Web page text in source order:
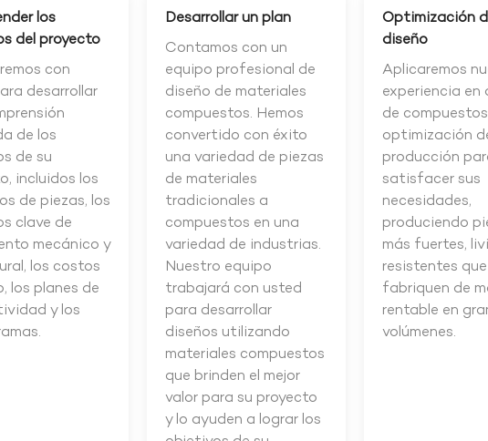
los
del proyecto
con
desarrollar
de los
de su
incluidos los
de piezas, los
clave de
mecánico y
los costos
los planes de
y los
Desarrollar un plan
Contamos con un
equipo profesional de
diseño de materiales
compuestos. Hemos
convertido con éxito
una variedad de piezas
de materiales
tradicionales a
compuestos en una
variedad de industrias.
Nuestro equipo
trabajará con usted
para desarrollar
diseños utilizando
materiales compuestos
que brinden el mejor
valor para su proyecto
y lo ayuden a lograr los
Optimización
diseño
Aplicaremos
experiencia en
de
optimización
producción
satisfacer sus
necesidades,
produciendo
más fuertes,
resistentes
fabriquen de
rentable en
volúmenes.